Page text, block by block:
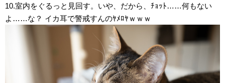
10.室内をぐるっと見回す。いや、だから、ﾁｮｯﾄ……何もない
よ……な？ イカ耳で警戒すんのﾔﾒﾛﾔｗｗｗ